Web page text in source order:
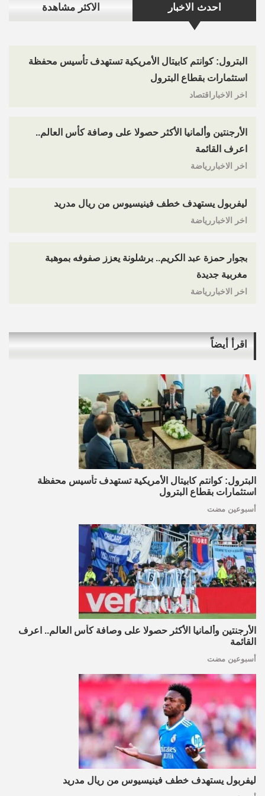
احدث الاخبار الاكثر مشاهدة
البترول: كوانتم كابيتال الأمريكية تستهدف تأسيس محفظة
استثمارات بقطاع البترول
اخر الاخباراقتصاد
الأرجنتين وألمانيا الأكثر حصولا على وصافة كأس العالم..
اعرف القائمة
اخر الاخباررياضة
ليفربول يستهدف خطف فينيسيوس من ريال مدريد
اخر الاخباررياضة
بجوار حمزة عبد الكريم.. برشلونة يعزز صفوفه بموهبة
مغربية جديدة
اخر الاخباررياضة
اقرأ أيضاً
البترول: كوانتم كابيتال الأمريكية تستهدف تأسيس محفظة
استثمارات بقطاع البترول
أسبوعين مضت
الأرجنتين وألمانيا الأكثر حصولا على وصافة كأس العالم.. اعرف
القائمة
أسبوعين مضت
ليفربول يستهدف خطف فينيسيوس من ريال مدريد